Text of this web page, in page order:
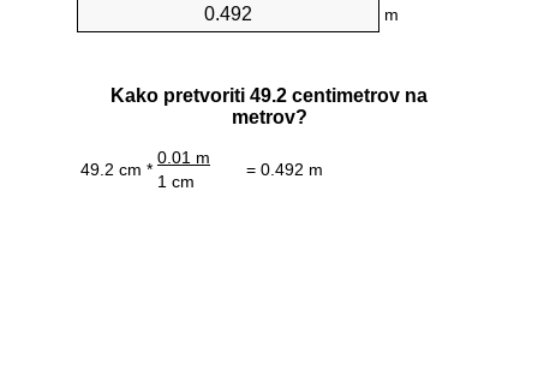
m
Kako pretvoriti 49.2 centimetrov na
metrov?
49.2 cm *
0.01 m
= 0.492 m
1 cm